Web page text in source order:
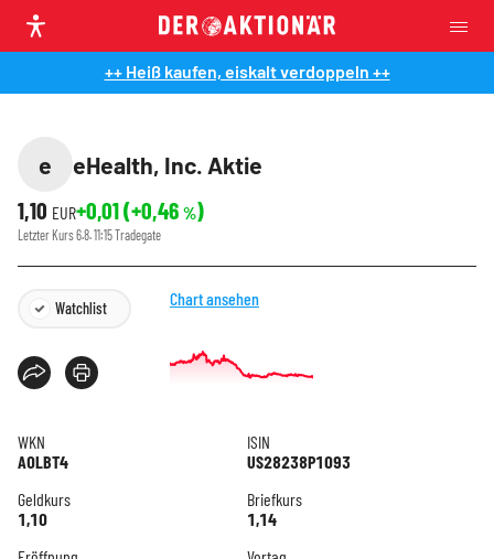
++ Heiß kaufen, eiskalt verdoppeln ++
e
eHealth, Inc. Aktie
1,10 EUR+0,01(+0,46 %)
Letzter Kurs6.8. 11:15Tradegate
Watchlist Chart ansehen
WKN
A0LBT4
ISIN
US28238P1093
Geldkurs
1,10
Briefkurs
1,14